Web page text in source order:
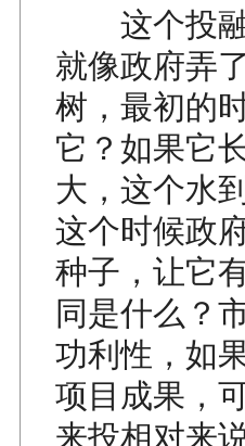
这个投融
就像政府弄
树，最初的
它？如果它
大，这个水
这个时候政
种子，让它
同是什么？
功利性，如
项目成果，
来投相对来